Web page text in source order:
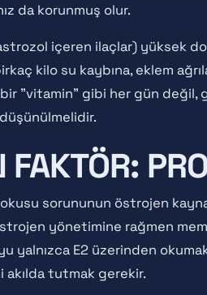
da korunmuş olur.
içeren ilaçlar) yüksek
kilo su kaybına, eklem
"vitamin" gibi her gün
FAKTÖR:
sorununun östrojen
yönetimine rağmen
E2 üzerinden okumak
akılda tutmak gerekir.